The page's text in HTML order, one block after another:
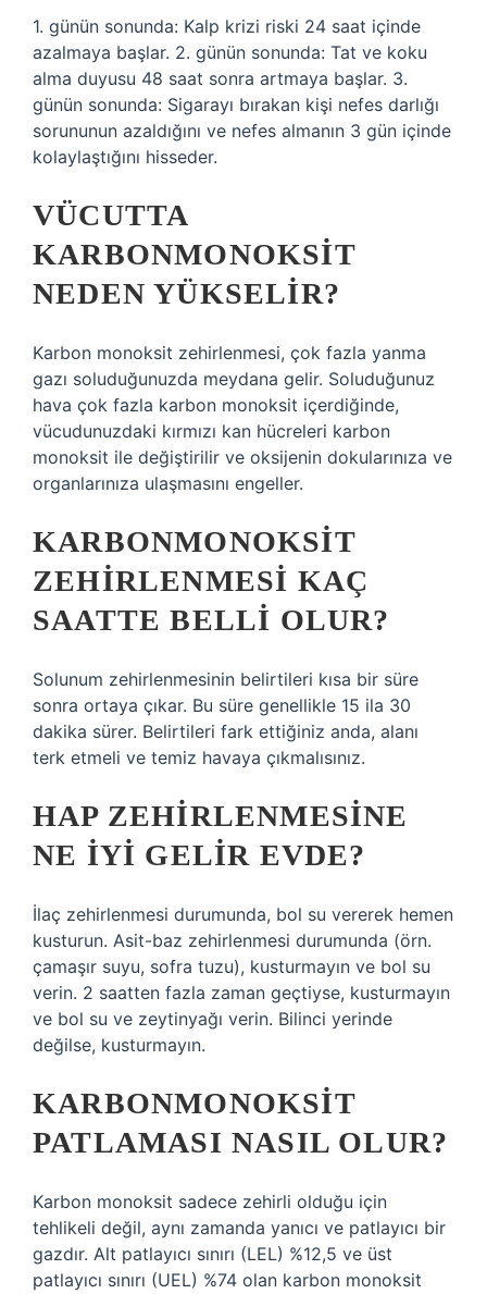
1. günün sonunda: Kalp krizi riski 24 saat içinde
azalmaya başlar. 2. günün sonunda: Tat ve koku
alma duyusu 48 saat sonra artmaya başlar. 3.
günün sonunda: Sigarayı bırakan kişi nefes darlığı
sorununun azaldığını ve nefes almanın 3 gün içinde
kolaylaştığını hisseder.
VÜCUTTA
KARBONMONOKSIT
NEDEN YÜKSELIR?
Karbon monoksit zehirlenmesi, çok fazla yanma
gazı soluduğunuzda meydana gelir. Soluduğunuz
hava çok fazla karbon monoksit içerdiğinde,
vücudunuzdaki kırmızı kan hücreleri karbon
monoksit ile değiştirilir ve oksijenin dokularınıza ve
organlarınıza ulaşmasını engeller.
KARBONMONOKSIT
ZEHIRLENMESI KAÇ
SAATTE BELLI OLUR?
Solunum zehirlenmesinin belirtileri kısa bir süre
sonra ortaya çıkar. Bu süre genellikle 15 ila 30
dakika sürer. Belirtileri fark ettiğiniz anda, alanı
terk etmeli ve temiz havaya çıkmalısınız.
HAP ZEHIRLENMESINE
NE IYI GELIR EVDE?
İlaç zehirlenmesi durumunda, bol su vererek hemen
kusturun. Asit-baz zehirlenmesi durumunda (örn.
çamaşır suyu, sofra tuzu), kusturmayın ve bol su
verin. 2 saatten fazla zaman geçtiyse, kusturmayın
ve bol su ve zeytinyağı verin. Bilinci yerinde
değilse, kusturmayın.
KARBONMONOKSIT
PATLAMASI NASIL OLUR?
Karbon monoksit sadece zehirli olduğu için
tehlikeli değil, aynı zamanda yanıcı ve patlayıcı bir
gazdır. Alt patlayıcı sınırı (LEL) %12,5 ve üst
patlayıcı sınırı (UEL) %74 olan karbon monoksit